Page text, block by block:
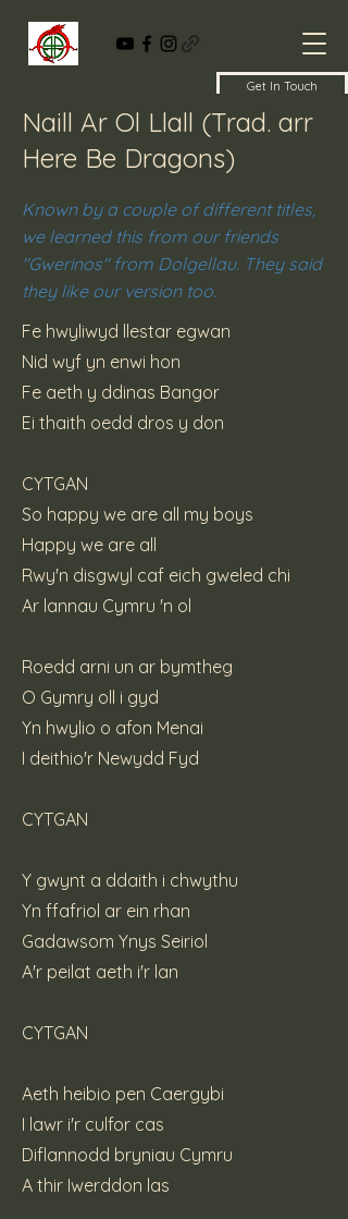
Get In Touch
Naill Ar Ol Llall (Trad. arr
Here Be Dragons)
Known by a couple of different titles,
we learned this from our friends
"Gwerinos" from Dolgellau. They said
they like our version too.
Fe hwyliwyd llestar egwan
Nid wyf yn enwi hon
Fe aeth y ddinas Bangor
Ei thaith oedd dros y don
CYTGAN
So happy we are all my boys
Happy we are all
Rwy'n disgwyl caf eich gweled chi
Ar lannau Cymru 'n ol
Roedd arni un ar bymtheg
O Gymry oll i gyd
Yn hwylio o afon Menai
I deithio'r Newydd Fyd
CYTGAN
Y gwynt a ddaith i chwythu
Yn ffafriol ar ein rhan
Gadawsom Ynys Seiriol
A'r peilat aeth i'r lan
CYTGAN
Aeth heibio pen Caergybi
I lawr i'r culfor cas
Diflannodd bryniau Cymru
A thir Iwerddon las